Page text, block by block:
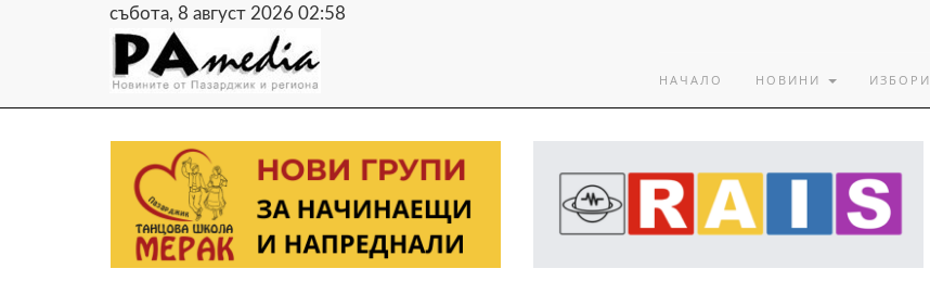
събота, 8 август 2026 02:58
НАЧАЛО НОВИНИ ИЗБОРИ